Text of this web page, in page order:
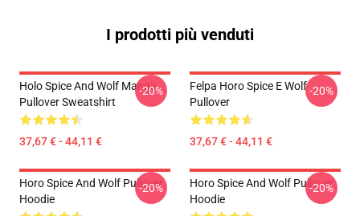
I prodotti più venduti
Holo Spice And Wolf Manga
Pullover Sweatshirt
37,67 € - 44,11 €
-20%
Felpa Horo Spice E Wolf
Pullover
37,67 € - 44,11 €
-20%
Horo Spice And Wolf Pullover
Hoodie
-20%
Horo Spice And Wolf Pullover
Hoodie
-20%